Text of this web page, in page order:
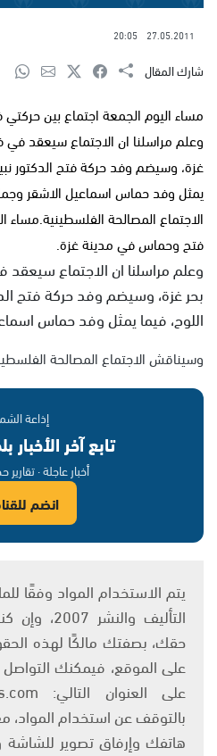
27.05.2011
20:05
شارك المقال
مساء اليوم الجمعة اجتماع بين
وعلم مراسلنا ان الاجتماع سيعقد
غزة، وسيضم وفد حركة فتح الدكتور
يمثل وفد حماس اسماعيل الاشقر
الاجتماع المصالحة الفلسطينية.مساء
فتح وحماس في مدينة غزة.
وعلم مراسلنا ان الاجتماع
بحر غزة، وسيضم وفد حركة فتح
اللوح، فيما يمثل وفد حماس
وسيناقش الاجتماع المصالحة
إذاعة
تابع آخر
أخبار عاجلة ·
انضم
التأليف
حقك، بصفتك مالكًا لهذه
على الموقع، فيمكنك التواصل
بالتوقف عن استخدام
هاتفك وإرفاق تصوير